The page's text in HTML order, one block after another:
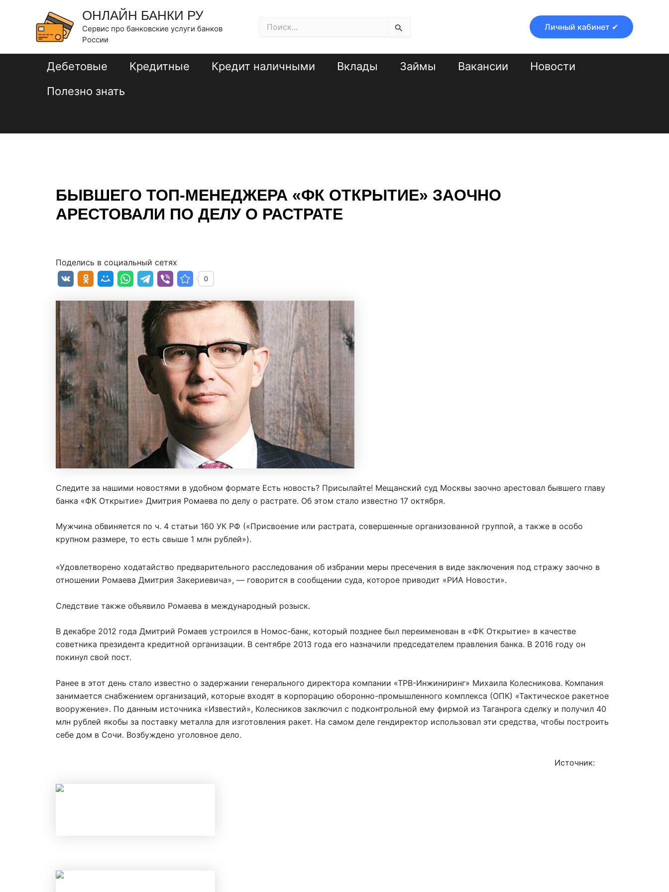
содержимому
ОНЛАЙН БАНКИ РУ
Сервис про банковские услуги банков
России
Поиск: Личный кабинет ✔
Дебетовые Кредитные Кредит наличными Вклады Займы Вакансии
Новости
Полезно знать
БЫВШЕГО ТОП-МЕНЕДЖЕРА «ФК ОТКРЫТИЕ» ЗАОЧНО
АРЕСТОВАЛИ ПО ДЕЛУ О РАСТРАТЕ
Поделись в социальный сетях
0
Следите за нашими новостями в удобном формате Есть новость? Присылайте! Мещанский суд Москвы заочно арестовал бывшего главу
банка «ФК Открытие» Дмитрия Ромаева по делу о растрате. Об этом стало известно 17 октября.
Мужчина обвиняется по ч. 4 статьи 160 УК РФ («Присвоение или растрата, совершенные организованной группой, а также в особо
крупном размере, то есть свыше 1 млн рублей»).
«Удовлетворено ходатайство предварительного расследования об избрании меры пресечения в виде заключения под стражу заочно в
отношении Ромаева Дмитрия Закериевича», — говорится в сообщении суда, которое приводит «РИА Новости».
Следствие также объявило Ромаева в международный розыск.
В декабре 2012 года Дмитрий Ромаев устроился в Номос-банк, который позднее был переименован в «ФК Открытие» в качестве
советника президента кредитной организации. В сентябре 2013 года его назначили председателем правления банка. В 2016 году он
покинул свой пост.
Ранее в этот день стало известно о задержании генерального директора компании «ТРВ-Инжиниринг» Михаила Колесникова. Компания
занимается снабжением организаций, которые входят в корпорацию оборонно-промышленного комплекса (ОПК) «Тактическое ракетное
вооружение». По данным источника «Известий», Колесников заключил с подконтрольной ему фирмой из Таганрога сделку и получил 40
млн рублей якобы за поставку металла для изготовления ракет. На самом деле гендиректор использовал эти средства, чтобы построить
себе дом в Сочи. Возбуждено уголовное дело.
Источник:
по
записям